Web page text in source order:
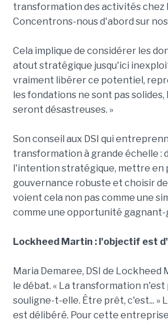
transformation des activités chez
Concentrons-nous d'abord sur
Cela implique de considérer les
atout stratégique jusqu'ici
vraiment libérer ce potentiel,
les fondations ne sont pas
seront désastreuses. »
Son conseil aux DSI qui
transformation à grande échelle :
l'intention stratégique, mettre en
gouvernance robuste et choisir
voient cela non pas comme une
comme une opportunité gagnant-
Lockheed Martin : l'objectif est
Maria Demaree, DSI de Lockheed
le débat. « La transformation n'est
souligne-t-elle. Être prêt, c'est... »
est délibéré. Pour cette